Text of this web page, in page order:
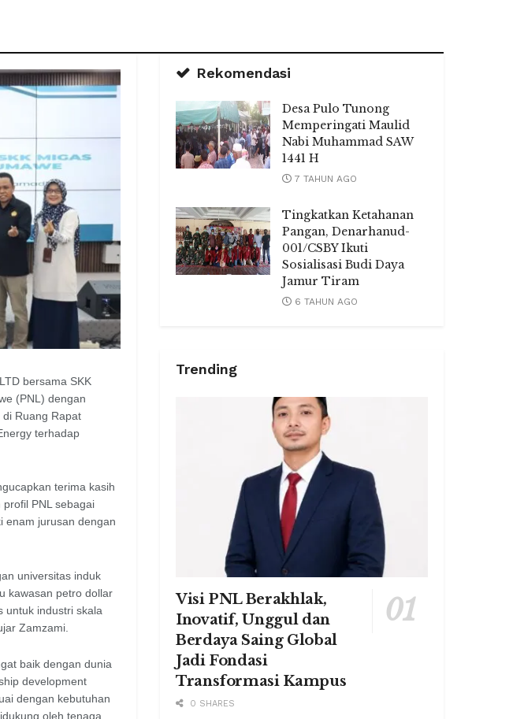
bersama SKK
(PNL) dengan
Ruang Rapat
terhadap
terima kasih
PNL sebagai
enam jurusan dengan
universitas induk
kawasan petro dollar
untuk industri skala
Zamzami.
baik dengan dunia
development
dengan kebutuhan
oleh tenaga
Rekomendasi
Desa Pulo Tunong
Memperingati Maulid
Nabi Muhammad SAW
1441 H
7 TAHUN AGO
Tingkatkan Ketahanan
Pangan, Denarhanud-
001/CSBY Ikuti
Sosialisasi Budi Daya
Jamur Tiram
6 TAHUN AGO
Trending
Visi PNL Berakhlak,
Inovatif, Unggul dan
Berdaya Saing Global
Jadi Fondasi
Transformasi Kampus
0 SHARES